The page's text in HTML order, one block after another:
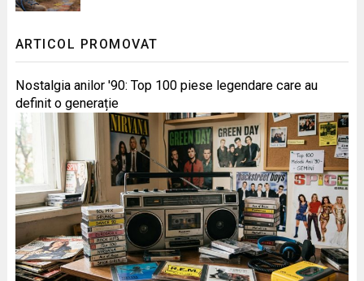
ARTICOL PROMOVAT
Nostalgia anilor '90: Top 100 piese legendare care au
definit o generație